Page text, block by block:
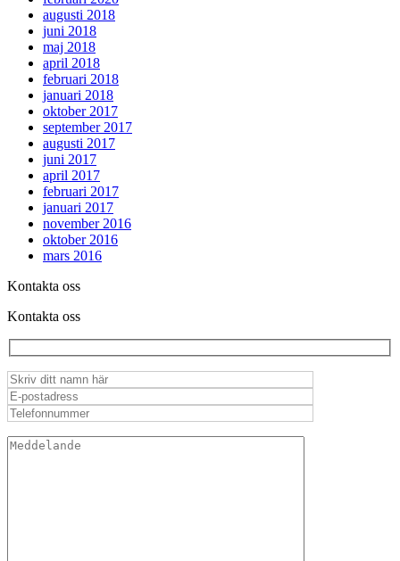
augusti 2018
juni 2018
maj 2018
april 2018
februari 2018
januari 2018
oktober 2017
september 2017
augusti 2017
juni 2017
april 2017
februari 2017
januari 2017
november 2016
oktober 2016
mars 2016
Kontakta oss
Kontakta oss